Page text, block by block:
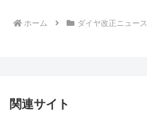
ホーム ダイヤ改正ニュース
関連サイト